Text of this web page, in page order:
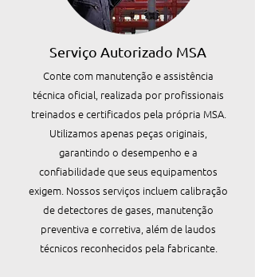
Serviço Autorizado MSA
Conte com manutenção e assistência
técnica oficial, realizada por profissionais
treinados e certificados pela própria MSA.
Utilizamos apenas peças originais,
garantindo o desempenho e a
confiabilidade que seus equipamentos
exigem. Nossos serviços incluem calibração
de detectores de gases, manutenção
preventiva e corretiva, além de laudos
técnicos reconhecidos pela fabricante.